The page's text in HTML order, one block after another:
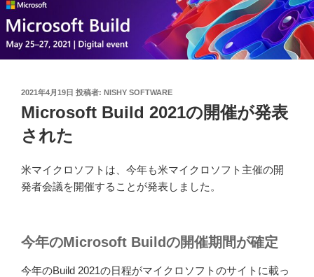
投
稿
日:
2021年4月19日 投稿者: NISHY SOFTWARE
Microsoft Build 2021の開催が発表
された
米マイクロソフトは、今年も米マイクロソフト主催の開
発者会議を開催することが発表しました。
今年のMicrosoft Buildの開催期間が確定
今年のBuild 2021の日程がマイクロソフトのサイトに載っ